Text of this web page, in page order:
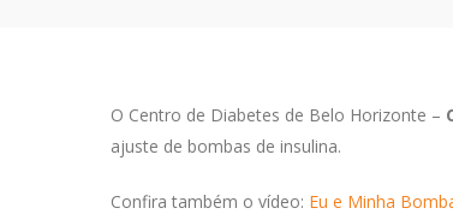
O Centro de Diabetes de Belo Horizonte –
ajuste de bombas de insulina.
Confira também o vídeo: Eu e Minha